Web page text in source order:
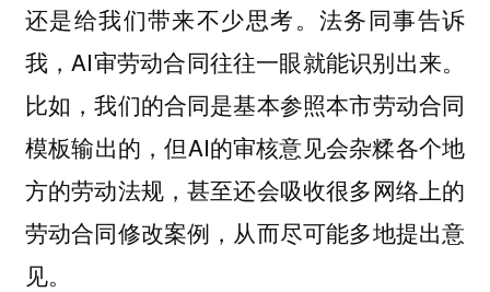
还是给我们带来不少思考。法务同事告诉
我，AI审劳动合同往往一眼就能识别出来。
比如，我们的合同是基本参照本市劳动合同
模板输出的，但AI的审核意见会杂糅各个地
方的劳动法规，甚至还会吸收很多网络上的
劳动合同修改案例，从而尽可能多地提出意
见。